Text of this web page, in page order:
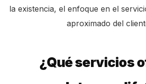
la existencia, el enfoque en el
aproximado del
¿Qué servicios